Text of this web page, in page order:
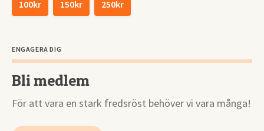
100kr 150kr 250kr
ENGAGERA DIG
Bli medlem
För att vara en stark fredsröst behöver vi vara många!